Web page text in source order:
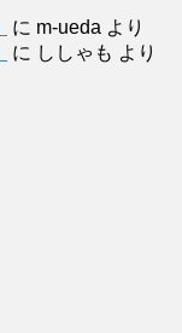
に m-ueda より
に ししゃも より